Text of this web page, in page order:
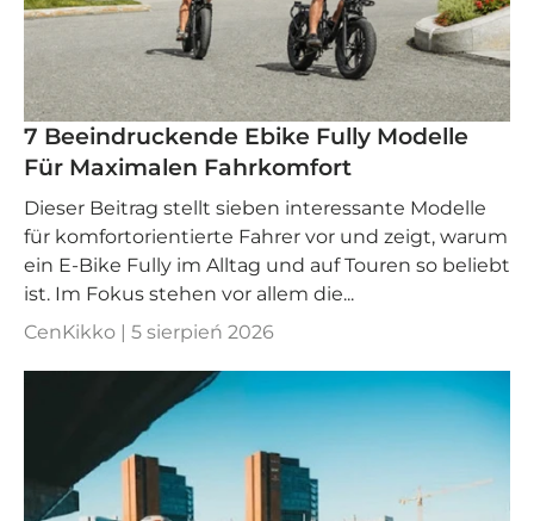
7 Beeindruckende Ebike Fully Modelle
Für Maximalen Fahrkomfort
Dieser Beitrag stellt sieben interessante Modelle
für komfortorientierte Fahrer vor und zeigt, warum
ein E-Bike Fully im Alltag und auf Touren so beliebt
ist. Im Fokus stehen vor allem die...
CenKikko | 5 sierpień 2026